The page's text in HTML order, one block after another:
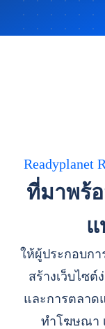
Readyplanet
ที่มาพร้
แ
ให้ผู้ประกอบกา
สร้างเว็บไซต์
และการตลาด
ทำโฆษณา